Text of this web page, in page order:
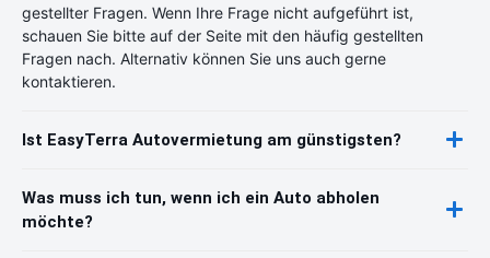
gestellter Fragen. Wenn Ihre Frage nicht aufgeführt ist,
schauen Sie bitte auf der Seite mit den häufig gestellten
Fragen nach. Alternativ können Sie uns auch gerne
kontaktieren.
Ist EasyTerra Autovermietung am günstigsten?
Was muss ich tun, wenn ich ein Auto abholen
möchte?